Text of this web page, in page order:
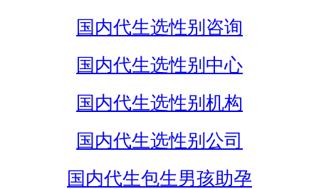
国内代生选性别咨询
国内代生选性别中心
国内代生选性别机构
国内代生选性别公司
国内代生包生男孩助孕